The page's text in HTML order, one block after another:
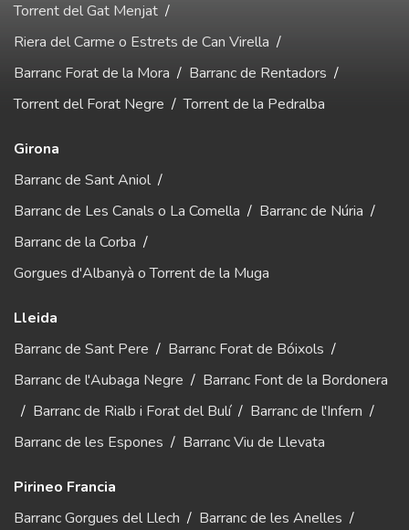
Torrent del Gat Menjat /
Riera del Carme o Estrets de Can Virella /
Barranc Forat de la Mora / Barranc de Rentadors /
Torrent del Forat Negre /Torrent de la Pedralba
Girona
Barranc de Sant Aniol /
Barranc de Les Canals o La Comella / Barranc de Núria /
Barranc de la Corba /
Gorgues d'Albanyà o Torrent de la Muga
Lleida
Barranc de Sant Pere / Barranc Forat de Bóixols /
Barranc de l'Aubaga Negre / Barranc Font de la Bordonera
/ Barranc de Rialb i Forat del Bulí/ Barranc de l'Infern /
Barranc de les Espones / Barranc Viu de Llevata
Pirineo Francia
Barranc Gorgues del Llech / Barranc de les Anelles /